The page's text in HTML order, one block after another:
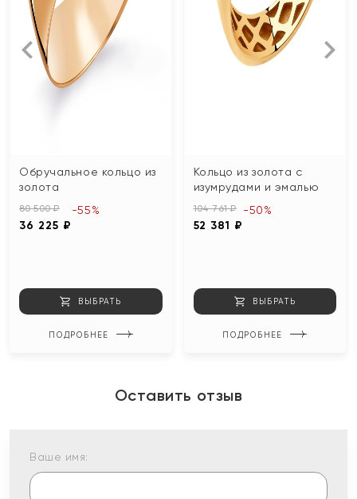
Обручальное кольцо из
золота
80 500 ₽
36 225 ₽
-55%
ВЫБРАТЬ
ПОДРОБНЕЕ
Кольцо из золота с
изумрудами и эмалью
104 761 ₽
52 381 ₽
-50%
ВЫБРАТЬ
ПОДРОБНЕЕ
Оставить отзыв
Ваше имя: